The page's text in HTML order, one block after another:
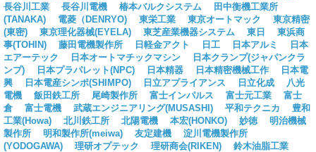
長谷川工業
長谷川電機 椿本バルクシステム
田中衡機工業所
(TANAKA)
電菱（DENRYO) 東栄工業 東京オートマック
東京精密
(東密)
東京理化器械(EYELA) 東芝産業機器システム 東日
東浜商
事(TOHIN)
藤田電機製作所 日軽金アクト 日工 日本アルミ
日本
エアーテック
日本オートマチックマシン
日本クランプ(ジャパンクラ
ンプ)
日本プラパレット(NPC) 日本精器 日本精密機械工作
日本電
興
日本電産シンポ(SHIMPO) 日立アプライアンス 日立化成
八光
電機
飯田鉄工所 尾崎製作所 富士インパルス 富士元工業
富士
倉
富士電機 武蔵エンジニアリング(MUSASHI) 平和テクニカ
豊和
工業(Howa)
北川鉄工所 北陽電機 本宏(HONKO) 妙徳
明治機械
製作所
明和製作所(meiwa) 友定建機
淀川電機製作所
(YODOGAWA)
理研オプテック 理研商会(RIKEN) 鈴木油脂工業